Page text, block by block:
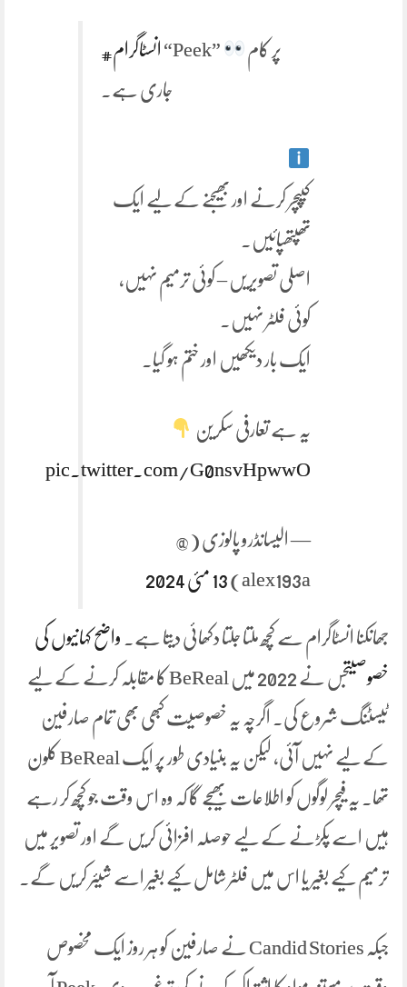
#انسٹاگرام “Peek”
جاری ہے۔
کیپچر کرنے اور بھیجنے کے لیے ایک
تھپتھپائیں۔
اصلی تصویریں – کوئی ترمیم نہیں،
کوئی فلٹر نہیں۔
ایک بار دیکھیں اور ختم ہو گیا۔
یہ ہے تعارفی سکرین
pic.twitter.com/G0nsvHpwwO
— الیسانڈرو پالوزی (@
alex193a) 13 مئی 2024
جھانکنا انسٹاگرام سے کچھ ملتا جلتا دکھائی دیتا ہے۔ واضح کہانیوں کی
خصوصیت جس نے 2022 میں BeReal کا مقابلہ کرنے کے لیے
ٹیسٹنگ شروع کی۔ اگرچہ یہ خصوصیت کبھی بھی تمام صارفین
کے لیے نہیں آئی، لیکن یہ بنیادی طور پر ایک BeReal کلون
تھا۔ یہ فیچر لوگوں کو اطلاعات بھیجے گا کہ وہ اس وقت جو کچھ کر رہے
ہیں اسے پکڑنے کے لیے حوصلہ افزائی کریں گے اور تصویر میں
ترمیم کیے بغیر یا اس میں فلٹر شامل کیے بغیر اسے شیئر کریں گے۔
جبکہ Candid Stories نے صارفین کو ہر روز ایک مخصوص